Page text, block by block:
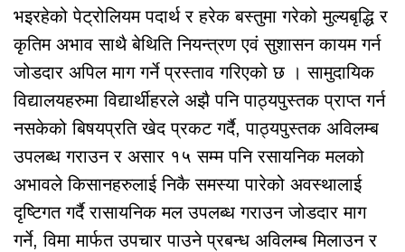
भइरहेको पेट्रोलियम पदार्थ र हरेक बस्तुमा गरेको मुल्यबृद्धि र
कृतिम अभाव साथै बेथिति नियन्त्रण एवं सुशासन कायम गर्न
जोडदार अपिल माग गर्ने प्रस्ताव गरिएको छ । सामुदायिक
विद्यालयहरुमा विद्यार्थीहरले अझै पनि पाठ्यपुस्तक प्राप्त गर्न
नसकेको बिषयप्रति खेद प्रकट गर्दै, पाठ्यपुस्तक अविलम्ब
उपलब्ध गराउन र असार १५ सम्म पनि रसायनिक मलको
अभावले किसानहरुलाई निकै समस्या पारेको अवस्थालाई
दृष्टिगत गर्दै रासायनिक मल उपलब्ध गराउन जोडदार माग
गर्ने, विमा मार्फत उपचार पाउने प्रबन्ध अविलम्ब मिलाउन र